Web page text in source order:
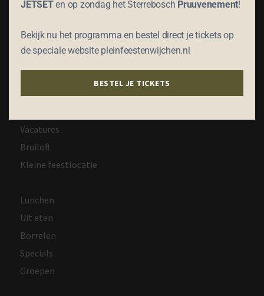
Feesten
Catering
Overnachten
Vacatures
Bruiloft
Kleine feestlocatie
Lunchen
Uit eten
Borrelen
Specials
Groepen
JETSETen op zondag het Sterrebosch Pruuvenement!
Bekijk nu het programma en bestel direct je tickets op
de speciale website pleinfeestenwijchen.nl
BESTEL JE TICKETS